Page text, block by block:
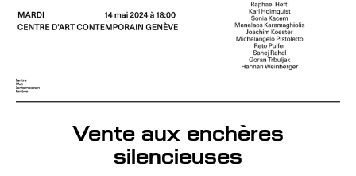
Vente aux enchères
silencieuses